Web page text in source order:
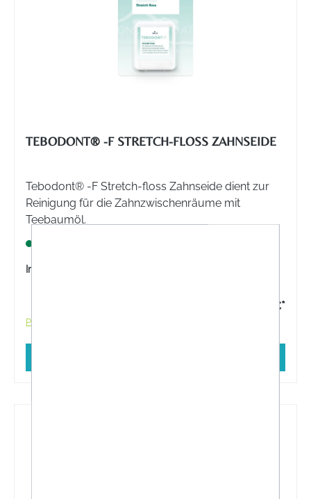
TEBODONT® -F STRETCH-FLOSS ZAHNSEIDE
Tebodont® -F Stretch-floss Zahnseide dient zur
Reinigung für die Zahnzwischenräume mit
Teebaumöl.
Inhalt:
9,60 €*
Preise inkl. MwSt. zzgl. Versandkosten